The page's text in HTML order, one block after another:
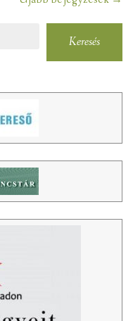
Keresés